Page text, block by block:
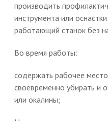
производить
инструмента или
работающий станок без
Во время работы:
содержать рабочее
своевременно убирать и
или окалины;